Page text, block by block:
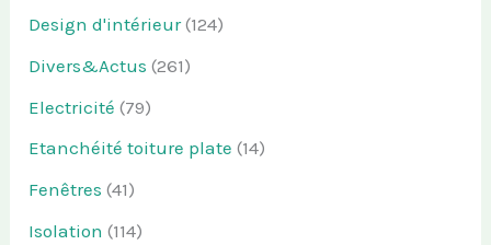
Design d'intérieur(124)
Divers&Actus (261)
Electricité (79)
Etanchéité toiture plate (14)
Fenêtres (41)
Isolation (114)